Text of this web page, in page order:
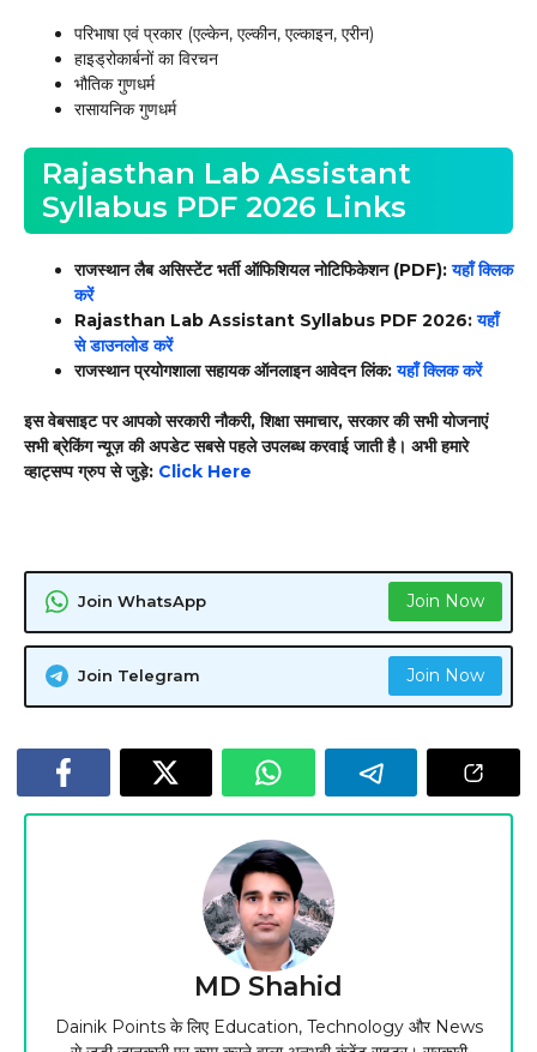
परिभाषा एवं प्रकार (एल्केन, एल्कीन, एल्काइन, एरीन)
हाइड्रोकार्बनों का विरचन
भौतिक गुणधर्म
रासायनिक गुणधर्म
Rajasthan Lab Assistant
Syllabus PDF 2026 Links
राजस्थान लैब असिस्टेंट भर्ती ऑफिशियल नोटिफिकेशन (PDF):यहाँ क्लिक
करें
Rajasthan Lab Assistant Syllabus PDF 2026:यहाँ
से डाउनलोड करें
राजस्थान प्रयोगशाला सहायक ऑनलाइन आवेदन लिंक:यहाँ क्लिक करें
इस वेबसाइट पर आपको सरकारी नौकरी, शिक्षा समाचार, सरकार की सभी योजनाएं
सभी ब्रेकिंग न्यूज़ की अपडेट सबसे पहले उपलब्ध करवाई जाती है। अभी हमारे
व्हाट्सप्प ग्रुप से जुड़े: Click Here
Join WhatsApp Join Now
Join Telegram Join Now
MD Shahid
Dainik Points के लिए Education, Technology और News